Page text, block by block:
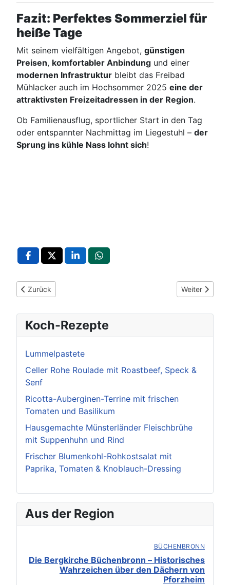
Fazit: Perfektes Sommerziel für
heiße Tage
Mit seinem vielfältigen Angebot, günstigen
Preisen, komfortabler Anbindung und einer
modernen Infrastruktur bleibt das Freibad
Mühlacker auch im Hochsommer 2025 eine der
attraktivsten Freizeitadressen in der Region.
Ob Familienausflug, sportlicher Start in den Tag
oder entspannter Nachmittag im Liegestuhl – der
Sprung ins kühle Nass lohnt sich!
Vorheriger Beitrag: Löffelstelzweg Mühlacker: Kultur, Natur
Zurück Nächster
Weiter
Koch-Rezepte
Lummelpastete
Celler Rohe Roulade mit Roastbeef, Speck &
Senf
Ricotta-Auberginen-Terrine mit frischen
Tomaten und Basilikum
Hausgemachte Münsterländer Fleischbrühe
mit Suppenhuhn und Rind
Frischer Blumenkohl-Rohkostsalat mit
Paprika, Tomaten & Knoblauch-Dressing
Aus der Region
BÜCHENBRONN
Die Bergkirche Büchenbronn – Historisches
Wahrzeichen über den Dächern von
Pforzheim